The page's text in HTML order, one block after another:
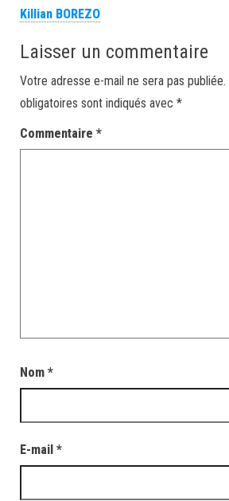
Killian BOREZO
Laisser un commentaire
Votre adresse e-mail ne sera pas publiée.
obligatoires sont indiqués avec *
Commentaire *
Nom *
E-mail *